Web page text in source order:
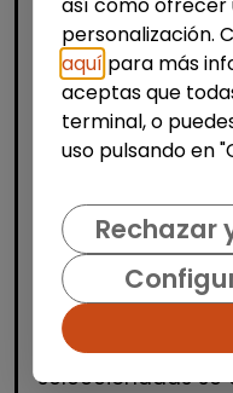
Limpieza y
Operario/a de
OSGA LEVANTE|
Se buscan
limpieza para
ubicados en
localidades
seleccionadas se
personalización.
aquí para más
aceptas que
terminal, o
uso pulsando en
Rechazar